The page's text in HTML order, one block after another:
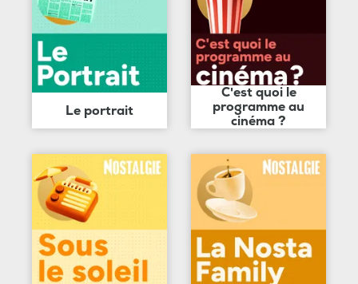
Le portrait
C'est quoi le
programme au
cinéma ?